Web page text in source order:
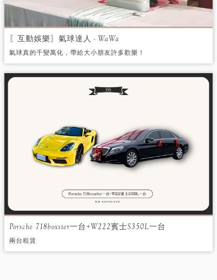
〖互動娛樂〗氣球達人 - WaWa
氣球真的千變萬化，帶給大小朋友許多歡樂！
有台北市／新北市／桃園縣街頭藝人執照的
WaWa老師，有百場婚禮折氣球的經驗，一定
能讓您們的婚禮增添更多的歡笑及色彩。
Porsche 718boxster一台+W222賓士S350L一台
兩台租賃